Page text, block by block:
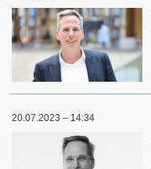
20.07.2023 – 14:34